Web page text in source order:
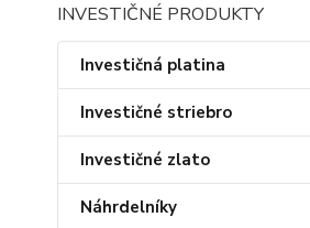
INVESTIČNÉ PRODUKTY
Investičná platina
Investičné striebro
Investičné zlato
Náhrdelníky